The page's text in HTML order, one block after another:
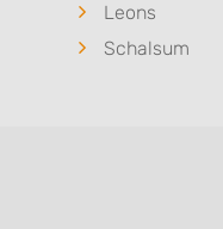
Leons
Schalsum